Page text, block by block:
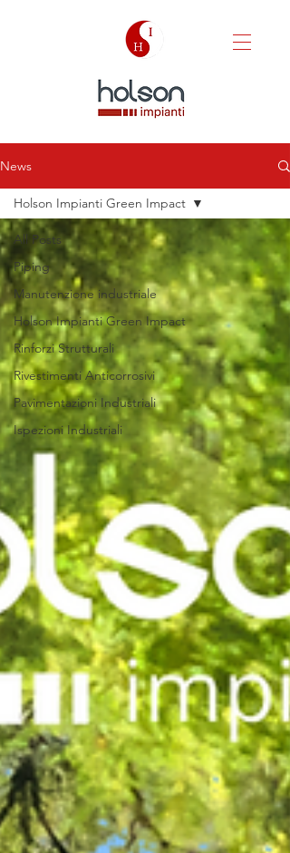
News
All Posts
Piping
Manutenzione industriale
Holson Impianti Green Impact
Rinforzi Strutturali
Rivestimenti Anticorrosivi
Pavimentazioni Industriali
Ispezioni Industriali
Holson Impianti Green Impact